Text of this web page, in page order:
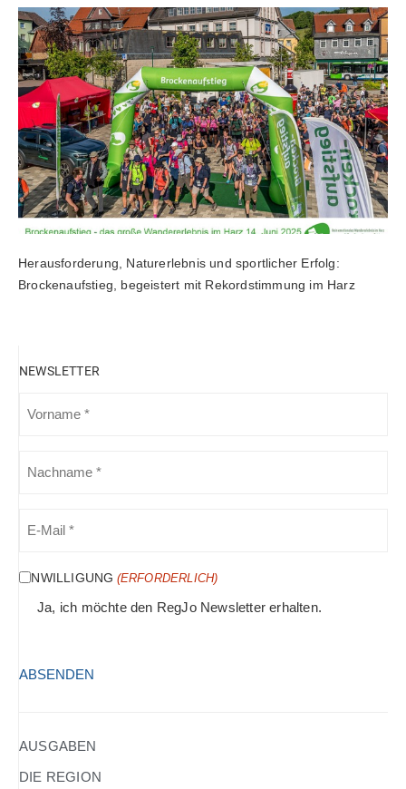
Herausforderung, Naturerlebnis und sportlicher Erfolg:
Brockenaufstieg, begeistert mit Rekordstimmung im Harz
NEWSLETTER
EINWILLIGUNG (ERFORDERLICH)
Ja, ich möchte den RegJo Newsletter erhalten.
(ERFORDERLICH)
AUSGABEN
DIE REGION